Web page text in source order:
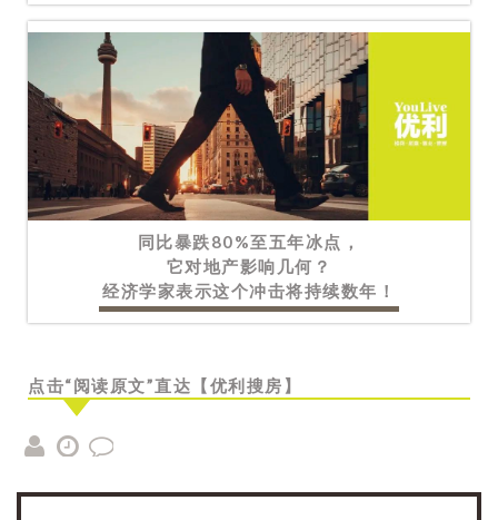
同比暴跌80%至五年冰点，
它对地产影响几何？
经济学家表示这个冲击将持续数年！
点击“阅读原文”直达【优利搜房】